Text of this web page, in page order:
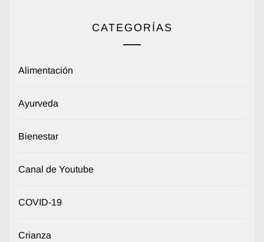
CATEGORÍAS
Alimentación
Ayurveda
Bienestar
Canal de Youtube
COVID-19
Crianza